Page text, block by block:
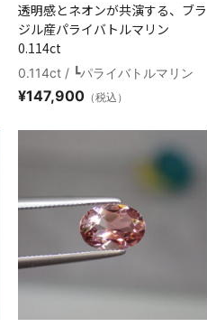
透明感とネオンが共演する、ブラ
ジル産パライバトルマリン
0.114ct
0.114ct / ┗パライバトルマリン
¥147,900 （税込）